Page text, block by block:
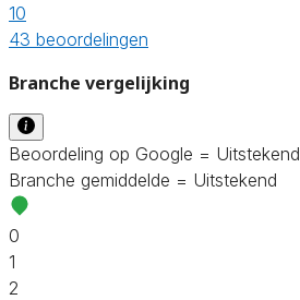
10
43 beoordelingen
Branche vergelijking
Beoordeling op Google = Uitstekend
Branche gemiddelde = Uitstekend
0
1
2